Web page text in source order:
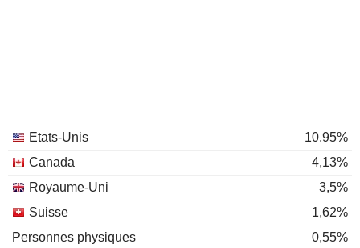
Etats-Unis
10,95%
Canada
4,13%
Royaume-Uni
3,5%
Suisse
1,62%
Personnes physiques
0,55%